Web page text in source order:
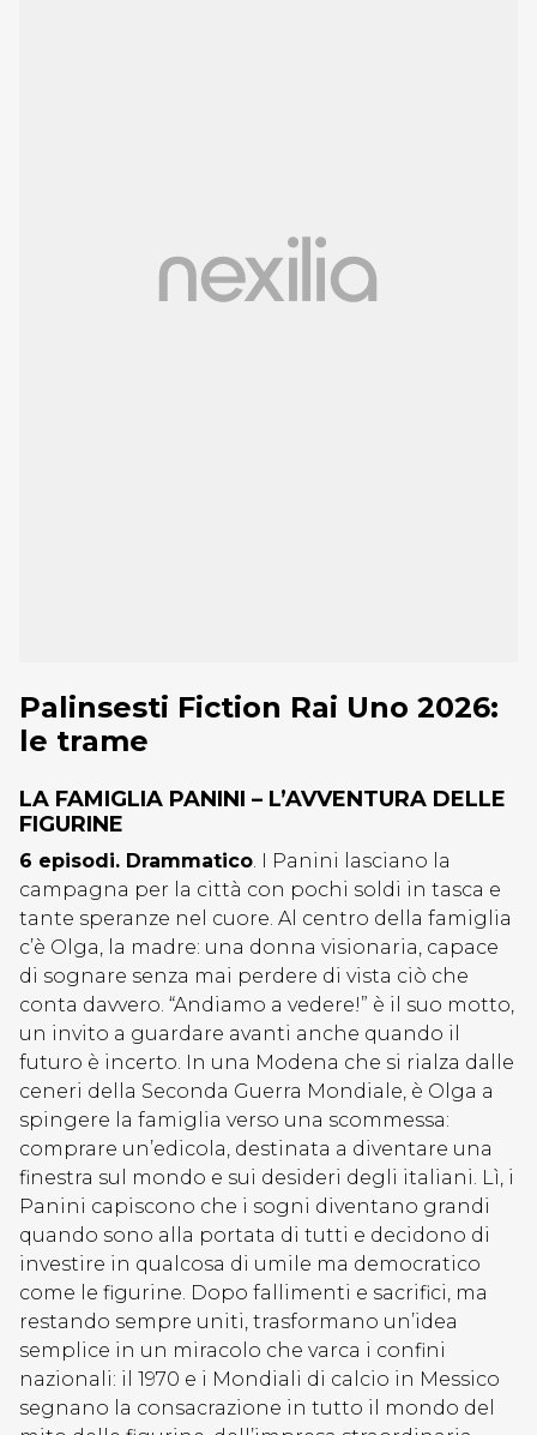
Palinsesti Fiction Rai Uno 2026:
le trame
LA FAMIGLIA PANINI – L’AVVENTURA DELLE
FIGURINE
6 episodi. Drammatico. I Panini lasciano la
campagna per la città con pochi soldi in tasca e
tante speranze nel cuore. Al centro della famiglia
c’è Olga, la madre: una donna visionaria, capace
di sognare senza mai perdere di vista ciò che
conta davvero. “Andiamo a vedere!” è il suo motto,
un invito a guardare avanti anche quando il
futuro è incerto. In una Modena che si rialza dalle
ceneri della Seconda Guerra Mondiale, è Olga a
spingere la famiglia verso una scommessa:
comprare un’edicola, destinata a diventare una
finestra sul mondo e sui desideri degli italiani. Lì, i
Panini capiscono che i sogni diventano grandi
quando sono alla portata di tutti e decidono di
investire in qualcosa di umile ma democratico
come le figurine. Dopo fallimenti e sacrifici, ma
restando sempre uniti, trasformano un’idea
semplice in un miracolo che varca i confini
nazionali: il 1970 e i Mondiali di calcio in Messico
segnano la consacrazione in tutto il mondo del